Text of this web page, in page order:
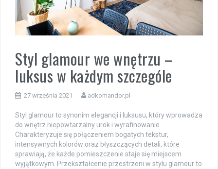
Styl glamour we wnętrzu –
luksus w każdym szczególe
27 września 2021 adkomandor.pl
Styl glamour to synonim elegancji i luksusu, który wprowadza
do wnętrz niepowtarzalny urok i wyrafinowanie.
Charakteryzuje się połączeniem bogatych tekstur,
intensywnych kolorów oraz błyszczących detali, które
sprawiają, że każde pomieszczenie staje się miejscem
wyjątkowym. Przekształcenie przestrzeni w stylu glamour to